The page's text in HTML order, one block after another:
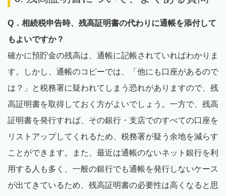
Q．相続税申告時、残高証明書の代わりに通帳を添付して
もよいですか？
確かに預貯金の残高は、通帳に記帳されていればわかりま
す。しかし、通帳のコピーでは、「他にも口座があるので
は？」と税務署に疑われてしまう恐れがありますので、残
高証明書を取得しておく方がよいでしょう。一方で、残高
証明書を発行すれば、その銀行・支店でのすべての口座を
リストアップしてくれるため、税務署が疑う余地を減らす
ことができます。また、最近は通帳のないネット銀行を利
用する人も多く、一般の銀行でも通帳を発行しないケース
が出てきているため、残高証明書の必要性は高くなると思